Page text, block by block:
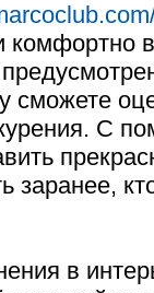
комфортно
сможете
С
заранее,
в